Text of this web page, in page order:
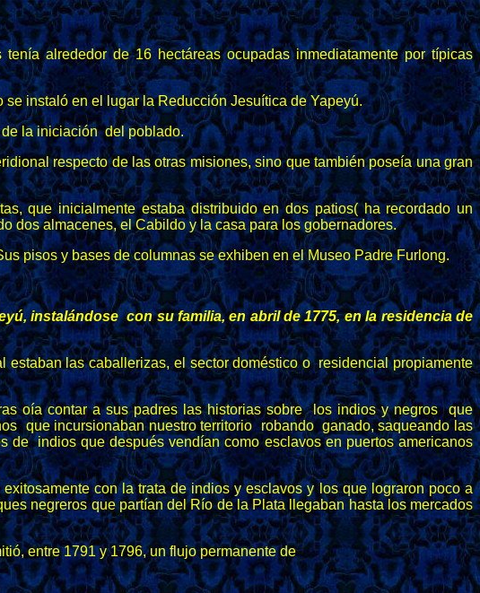
alrededor de 16 hectáreas ocupadas inmediatamente por típicas
instaló en el lugar la Reducción Jesuítica de Yapeyú.
de la iniciación del poblado.
respecto de las otras misiones, sino que también poseía una gran
que inicialmente estaba distribuido en dos patios( ha recordado un
dos almacenes, el Cabildo y la casa para los gobernadores.
pisos y bases de columnas se exhiben en el Museo Padre Furlong.
instalándose con su familia, en abril de 1775, en la residencia de
las caballerizas, el sector doméstico o residencial propiamente
oía contar a sus padres las historias sobre los indios y negros que
que incursionaban nuestro territorio robando ganado, saqueando las
indios que después vendían como esclavos en puertos americanos
con la trata de indios y esclavos y los que lograron poco a
negreros que partían del Río de la Plata llegaban hasta los mercados
entre 1791 y 1796, un flujo permanente de